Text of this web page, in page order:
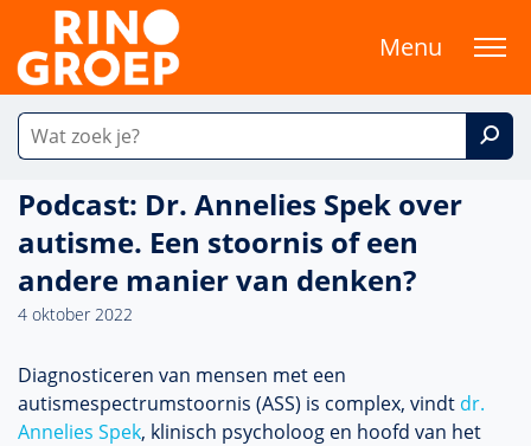
Menu
Podcast: Dr. Annelies Spek over
autisme. Een stoornis of een
andere manier van denken?
4 oktober 2022
Diagnosticeren van mensen met een
autismespectrumstoornis (ASS) is complex, vindt dr.
Annelies Spek, klinisch psycholoog en hoofd van het